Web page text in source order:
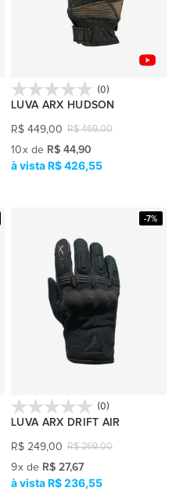
(0)
LUVA ARX HUDSON
R$ 469,00
R$ 449,00
10x de R$ 44,90
R$ 426,55
-7%
(0)
LUVA ARX DRIFT AIR
R$ 269,00
R$ 249,00
9x de R$ 27,67
R$ 236,55